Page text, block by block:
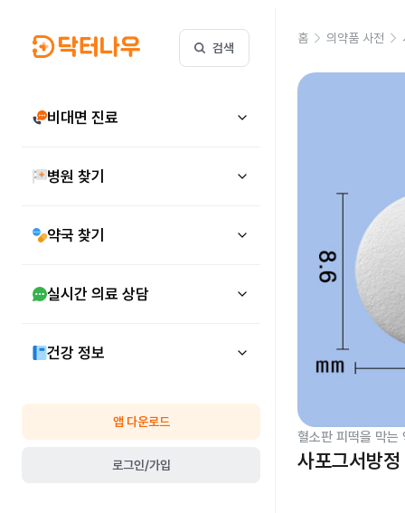
검색
비대면 진료
병원 찾기
약국 찾기
실시간 의료 상담
건강 정보
앱 다운로드
로그인/가입
홈 의약품 사전
혈소판 피떡을 막는
사포그서방